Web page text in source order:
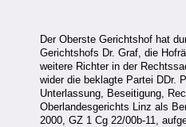
Der Oberste Gerichtshof hat
Gerichtshofs Dr. Graf, die
weitere Richter in der
wider die beklagte Partei DDr.
Unterlassung, Beseitigung,
Oberlandesgerichts Linz als
2000, GZ 1 Cg 22/00b-11,